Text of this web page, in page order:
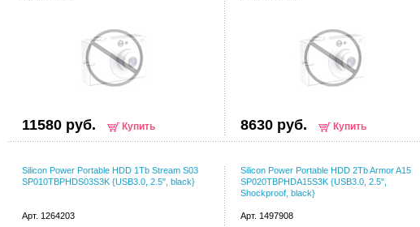
11580 руб. Купить 8630 руб. Купить
Silicon Power Portable HDD 1Tb Stream S03
SP010TBPHDS03S3K {USB3.0, 2.5", black}
Арт. 1264203
Silicon Power Portable HDD 2Tb Armor A15
SP020TBPHDA15S3K {USB3.0, 2.5",
Shockproof, black}
Арт. 1497908